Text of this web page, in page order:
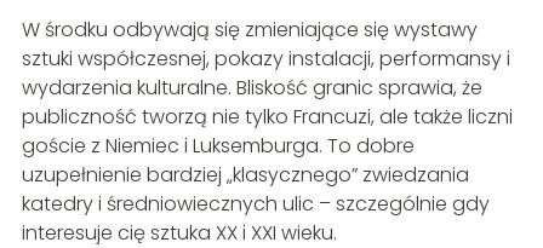
W środku odbywają się zmieniające się wystawy
sztuki współczesnej, pokazy instalacji, performansy i
wydarzenia kulturalne. Bliskość granic sprawia, że
publiczność tworzą nie tylko Francuzi, ale także liczni
goście z Niemiec i Luksemburga. To dobre
uzupełnienie bardziej „klasycznego” zwiedzania
katedry i średniowiecznych ulic – szczególnie gdy
interesuje cię sztuka XX i XXI wieku.